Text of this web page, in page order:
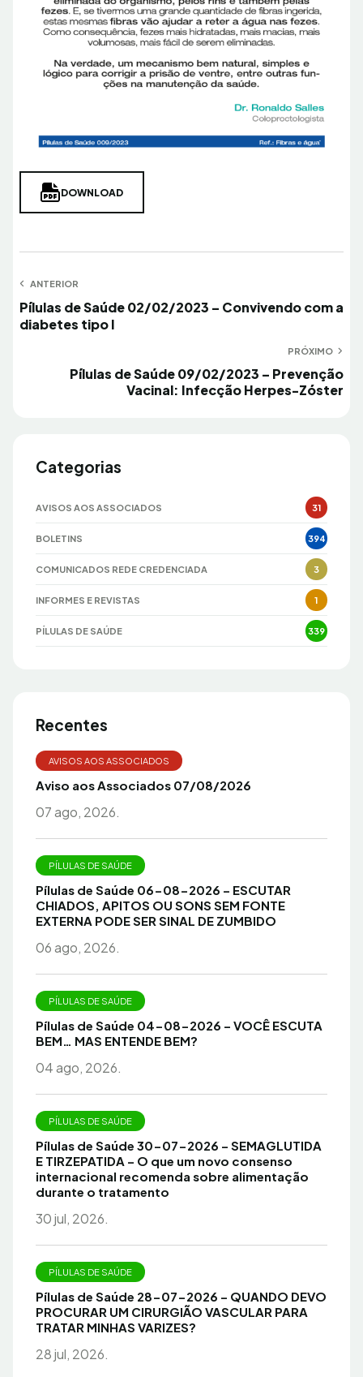
DOWNLOAD
Navegação
de
ANTERIOR
Anterior
Pílulas de Saúde 02/02/2023 – Convivendo com a
diabetes tipo I
PRÓXIMO
Pílulas de Saúde 09/02/2023 – Prevenção
Vacinal: Infecção Herpes-Zóster
Categorias
AVISOS AOS ASSOCIADOS 31
BOLETINS 394
COMUNICADOS REDE CREDENCIADA 3
INFORMES E REVISTAS 1
PÍLULAS DE SAÚDE 339
Recentes
AVISOS AOS ASSOCIADOS
Aviso aos Associados 07/08/2026
07 ago, 2026.
PÍLULAS DE SAÚDE
Pílulas de Saúde 06-08-2026 – ESCUTAR
CHIADOS, APITOS OU SONS SEM FONTE
EXTERNA PODE SER SINAL DE ZUMBIDO
06 ago, 2026.
PÍLULAS DE SAÚDE
Pílulas de Saúde 04-08-2026 – VOCÊ ESCUTA
BEM… MAS ENTENDE BEM?
04 ago, 2026.
PÍLULAS DE SAÚDE
Pílulas de Saúde 30-07-2026 – SEMAGLUTIDA
E TIRZEPATIDA – O que um novo consenso
internacional recomenda sobre alimentação
durante o tratamento
30 jul, 2026.
PÍLULAS DE SAÚDE
Pílulas de Saúde 28-07-2026 – QUANDO DEVO
PROCURAR UM CIRURGIÃO VASCULAR PARA
TRATAR MINHAS VARIZES?
28 jul, 2026.